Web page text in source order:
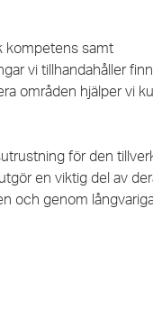
kompetens samt
vi tillhandahåller
områden hjälper vi
för den
en viktig del av
och genom